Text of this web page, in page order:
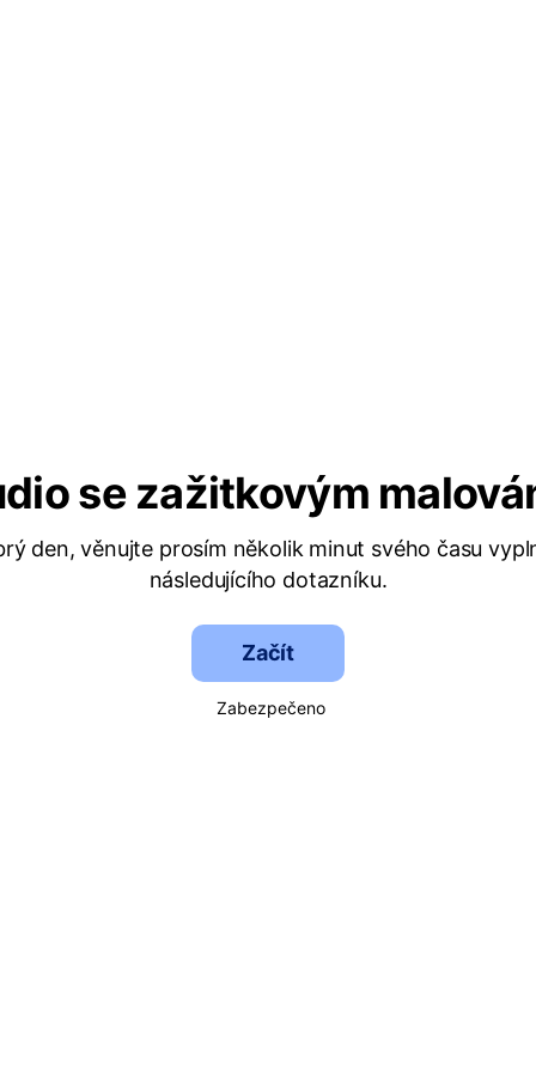
se zažitkovým
den, věnujte prosím několik minut svého času
následujícího dotazníku.
Začít
Zabezpečeno